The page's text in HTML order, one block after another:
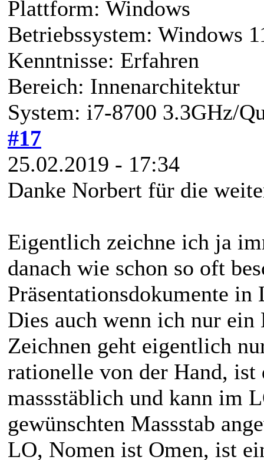
Plattform: Windows
Betriebssystem: Windows
Kenntnisse: Erfahren
Bereich: Innenarchitektur
System: i7-8700 3.3GHz/
#17
25.02.2019 - 17:34
Danke Norbert für die
Eigentlich zeichne ich ja
danach wie schon so oft
Präsentationsdokumente
Dies auch wenn ich nur
Zeichnen geht eigentlich
rationelle von der Hand, ist
massstäblich und kann im
gewünschten Massstab
LO, Nomen ist Omen, ist